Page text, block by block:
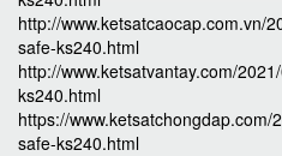
http://www.ketsatcaocap.com.vn/
safe-ks240.html
http://www.ketsatvantay.com/
ks240.html
https://
safe-ks240.html